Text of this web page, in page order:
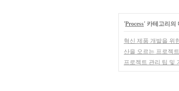
'Process' 카테고리의
혁신 제품 개발을 위
산을 오르는 프로젝
프로젝트 관리 팁 및